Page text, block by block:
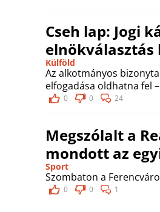
Cseh lap: Jogi
Külföld
Az alkotmányos
elfogadása oldhatna fel
0 0 24
Megszólalt a
mondott az
Sport
Szombaton a
0 0 1